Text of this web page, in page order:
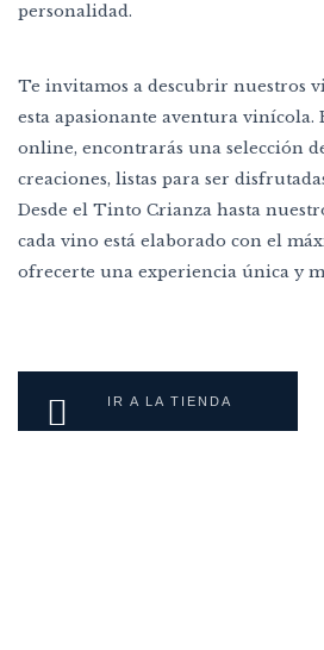
personalidad.
Te invitamos a descubrir nuestros
esta apasionante aventura vinícola.
online, encontrarás una selección
creaciones, listas para ser
Desde el Tinto Crianza hasta
cada vino está elaborado con el
ofrecerte una experiencia única y
IR A LA TIENDA